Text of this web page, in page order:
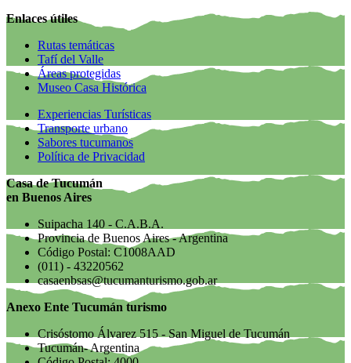
Enlaces útiles
Rutas temáticas
Tafí del Valle
Áreas protegidas
Museo Casa Histórica
Experiencias Turísticas
Transporte urbano
Sabores tucumanos
Política de Privacidad
Casa de Tucumán
en Buenos Aires
Suipacha 140 - C.A.B.A.
Provincia de Buenos Aires - Argentina
Código Postal: C1008AAD
(011) - 43220562
casaenbsas@tucumanturismo.gob.ar
Anexo Ente Tucumán turismo
Crisóstomo Álvarez 515 - San Miguel de Tucumán
Tucumán- Argentina